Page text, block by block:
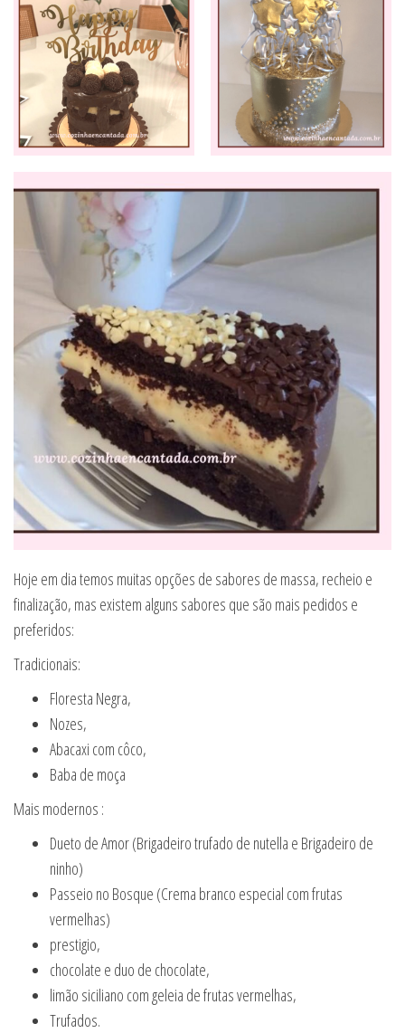
Hoje em dia temos muitas opções de sabores de massa, recheio e
finalização, mas existem alguns sabores que são mais pedidos e
preferidos:
Tradicionais:
Floresta Negra,
Nozes,
Abacaxi com côco,
Baba de moça
Mais modernos :
Dueto de Amor (Brigadeiro trufado de nutella e Brigadeiro de
ninho)
Passeio no Bosque (Crema branco especial com frutas
vermelhas)
prestigio,
chocolate e duo de chocolate,
limão siciliano com geleia de frutas vermelhas,
Trufados.